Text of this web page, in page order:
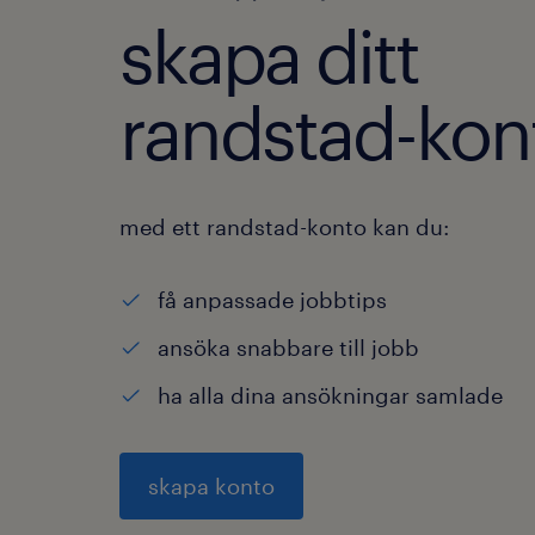
skapa ditt
randstad-
med ett randstad-konto kan du:
få anpassade jobbtips
ansöka snabbare till jobb
ha alla dina ansökningar samlade
skapa konto